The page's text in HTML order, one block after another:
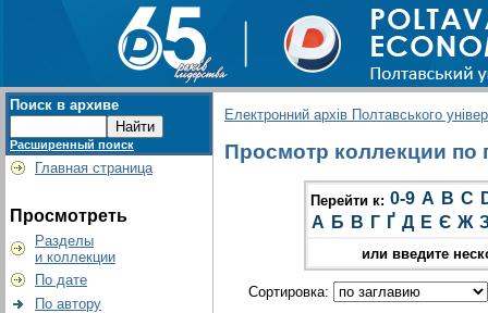
Поиск в архиве
Расширенный поиск
Главная страница
Просмотреть
Разделы
и коллекции
По дате
По автору
Електронний архів Полтавського
Просмотр коллекции по
Перейти к: 0-9 A B C
А Б В Г Ґ Д Е Є Ж
или введите
Сортировка: